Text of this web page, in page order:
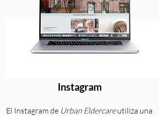
Instagram
El Instagram de Urban Eldercareutiliza una